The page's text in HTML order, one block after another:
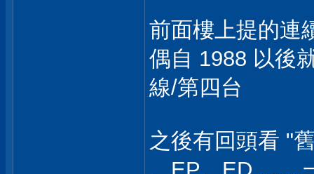
前面樓上提的連
偶自 1988 以後
線/第四台
之後有回頭看 "
、EP、ED .......